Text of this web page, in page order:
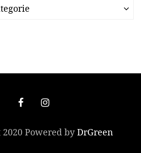
Powered byDrGreen